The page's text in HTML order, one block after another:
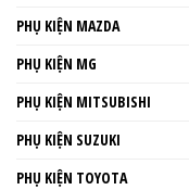
PHỤ KIỆN MAZDA
PHỤ KIỆN MG
PHỤ KIỆN MITSUBISHI
PHỤ KIỆN SUZUKI
PHỤ KIỆN TOYOTA